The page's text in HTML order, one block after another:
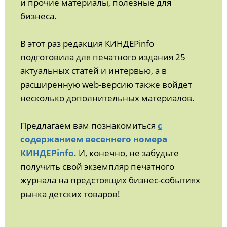
бизнеса.
В этот раз редакция КИНДЕРinfo
подготовила для печатного издания 25
актуальных статей и интервью, а в
расширенную web-версию также войдет
несколько дополнительных материалов.
Предлагаем вам познакомиться с
содержанием весеннего номера
КИНДЕРinfo. И, конечно, не забудьте
получить свой экземпляр печатного
журнала на предстоящих бизнес-событиях
рынка детских товаров!